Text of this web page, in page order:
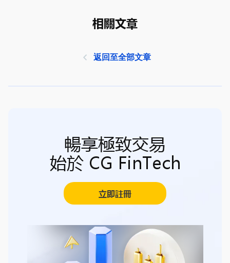
相關文章
返回至全部文章
暢享極致交易
始於 CG FinTech
立即註冊